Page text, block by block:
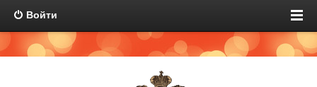
Войти